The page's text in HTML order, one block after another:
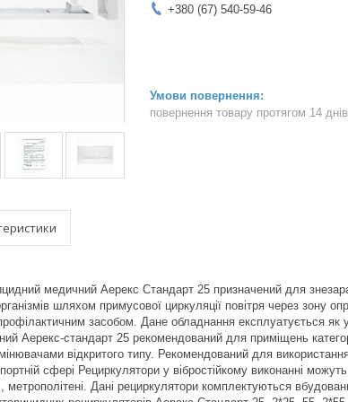
+380 (67) 540-59-46
повернення товару протягом 14 днів
медичний Аерекс Стандарт 25 призначений для
шляхом примусової циркуляції повітря через
засобом. Дане обладнання експлуатується як
Аерекс-стандарт 25 рекомендований для приміщень
відкритого типу. Рекомендований для
сфері Рециркулятори у вібростійкому виконанні
метрополітені. Дані рециркулятори комплектуються